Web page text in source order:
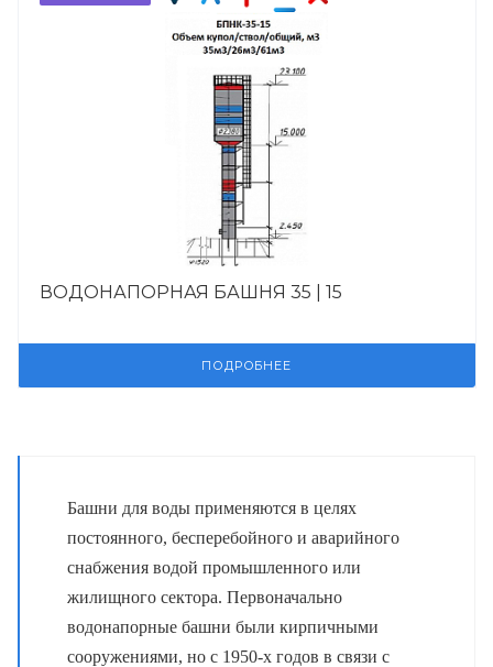
ВОДОНАПОРНАЯ БАШНЯ 35 | 15
ПОДРОБНЕЕ
Башни для воды применяются в целях
постоянного, бесперебойного и аварийного
снабжения водой промышленного или
жилищного сектора. Первоначально
водонапорные башни были кирпичными
сооружениями, но с 1950-х годов в связи с